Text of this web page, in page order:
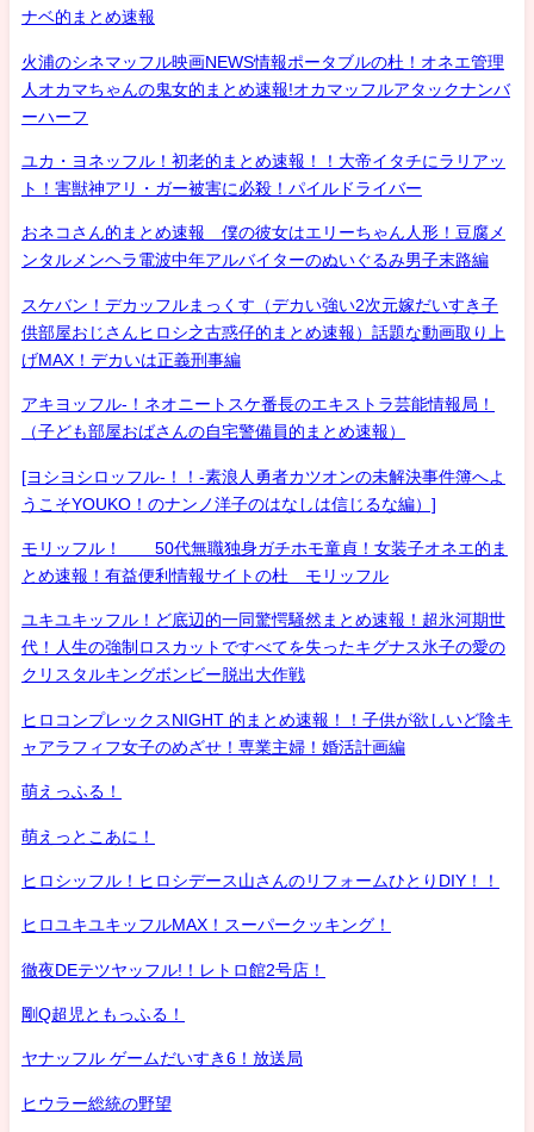
ナベ的まとめ速報
火浦のシネマッフル映画NEWS情報ポータブルの杜！オネエ管理
人オカマちゃんの鬼女的まとめ速報!オカマッフルアタックナンバ
ーハーフ
ユカ・ヨネッフル！初老的まとめ速報！！大帝イタチにラリアッ
ト！害獣神アリ・ガー被害に必殺！パイルドライバー
おネコさん的まとめ速報 僕の彼女はエリーちゃん人形！豆腐メ
ンタルメンヘラ電波中年アルバイターのぬいぐるみ男子末路編
スケバン！デカッフルまっくす（デカい強い2次元嫁だいすき子
供部屋おじさんヒロシ之古惑仔的まとめ速報）話題な動画取り上
げMAX！デカいは正義刑事編
アキヨッフル-！ネオニートスケ番長のエキストラ芸能情報局！
（子ども部屋おばさんの自宅警備員的まとめ速報）
[ヨシヨシロッフル-！！-素浪人勇者カツオンの未解決事件簿へよ
うこそYOUKO！のナンノ洋子のはなしは信じるな編）]
モリッフル！ 50代無職独身ガチホモ童貞！女装子オネエ的ま
とめ速報！有益便利情報サイトの杜 モリッフル
ユキユキッフル！ど底辺的一同驚愕騒然まとめ速報！超氷河期世
代！人生の強制ロスカットですべてを失ったキグナス氷子の愛の
クリスタルキングボンビー脱出大作戦
ヒロコンプレックスNIGHT 的まとめ速報！！子供が欲しいど陰キ
ャアラフィフ女子のめざせ！専業主婦！婚活計画編
萌えっふる！
萌えっとこあに！
ヒロシッフル！ヒロシデース山さんのリフォームひとりDIY！！
ヒロユキユキッフルMAX！スーパークッキング！
徹夜DEテツヤッフル!！レトロ館2号店！
剛Q超児ともっふる！
ヤナッフル ゲームだいすき6！放送局
ヒウラー総統の野望